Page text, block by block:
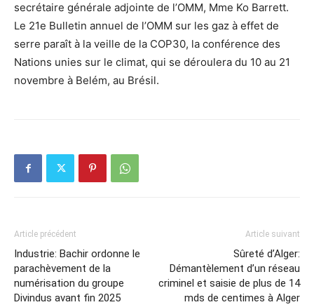
secrétaire générale adjointe de l’OMM, Mme Ko Barrett.
Le 21e Bulletin annuel de l’OMM sur les gaz à effet de
serre paraît à la veille de la COP30, la conférence des
Nations unies sur le climat, qui se déroulera du 10 au 21
novembre à Belém, au Brésil.
Article précédent
Industrie: Bachir ordonne le
parachèvement de la
numérisation du groupe
Divindus avant fin 2025
Article suivant
Sûreté d’Alger:
Démantèlement d’un réseau
criminel et saisie de plus de 14
mds de centimes à Alger